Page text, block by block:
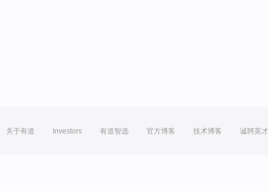
关于有道 Investors 有道智选 官方博客 技术博客 诚聘英才